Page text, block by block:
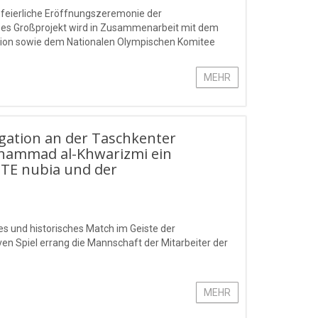
Eröffnungszeremonie der
Großprojekt wird in Zusammenarbeit mit dem
sowie dem Nationalen Olympischen Komitee
MEHR
an der Taschkenter
al-Khwarizmi ein
nubia und der
und historisches Match im Geiste der
Spiel errang die Mannschaft der Mitarbeiter der
MEHR